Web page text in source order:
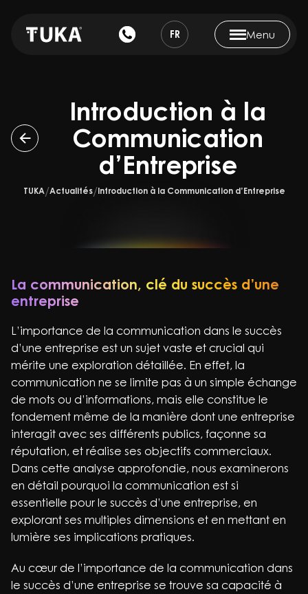
FR Menu
Introduction à la
Communication
d’Entreprise
TUKA Actualités Introduction à la Communication d’Entreprise
La communication, clé du succès d’une
entreprise
L’importance de la communication dans le succès
d’une entreprise est un sujet vaste et crucial qui
mérite une exploration détaillée. En effet, la
communication ne se limite pas à un simple échange
de mots ou d’informations, mais elle constitue le
fondement même de la manière dont une entreprise
interagit avec ses différents publics, façonne sa
réputation, et réalise ses objectifs commerciaux.
Dans cette analyse approfondie, nous examinerons
en détail pourquoi la communication est si
essentielle pour le succès d’une entreprise, en
explorant ses multiples dimensions et en mettant en
lumière ses implications pratiques.
Au cœur de l’importance de la communication dans
le succès d’une entreprise se trouve sa capacité à